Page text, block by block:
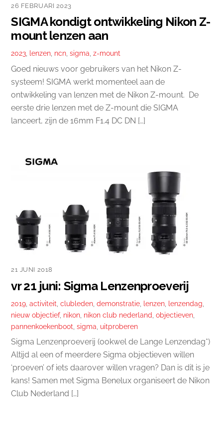
26 FEBRUARI 2023
SIGMA kondigt ontwikkeling Nikon Z-
mount lenzen aan
2023, lenzen, ncn,sigma,z-mount
Goed nieuws voor gebruikers van het Nikon Z-
systeem! SIGMA werkt momenteel aan de
ontwikkeling van lenzen met de Nikon Z-mount. De
eerste drie lenzen met de Z-mount die SIGMA
lanceert, zijn de 16mm F1.4 DC DN […]
21 JUNI 2018
vr 21 juni: Sigma Lenzenproeverij
2019 ,activiteit ,clubleden ,demonstratie lenzen lenzendag
nieuw objectief, nikon nikon club nederland ,objectieven
pannenkoekenboot ,sigma uitproberen
Sigma Lenzenproeverij (ookwel de Lange Lenzendag*)
Altijd al een of meerdere Sigma objectieven willen
‘proeven’ of iets daarover willen vragen? Dan is dit is je
kans! Samen met Sigma Benelux organiseert de Nikon
Club Nederland […]